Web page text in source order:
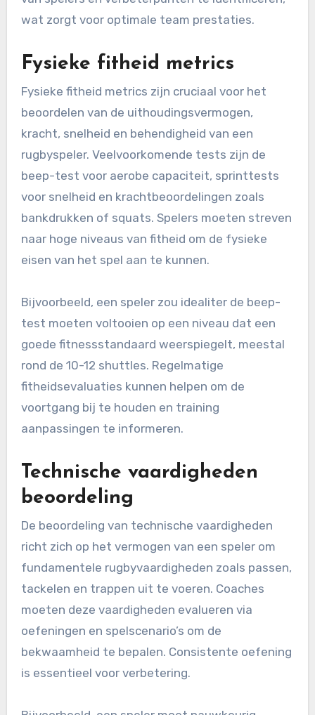
wat zorgt voor optimale team prestaties.
Fysieke fitheid metrics
Fysieke fitheid metrics zijn cruciaal voor het
beoordelen van de uithoudingsvermogen,
kracht, snelheid en behendigheid van een
rugbyspeler. Veelvoorkomende tests zijn de
beep-test voor aerobe capaciteit, sprinttests
voor snelheid en krachtbeoordelingen zoals
bankdrukken of squats. Spelers moeten streven
naar hoge niveaus van fitheid om de fysieke
eisen van het spel aan te kunnen.
Bijvoorbeeld, een speler zou idealiter de beep-
test moeten voltooien op een niveau dat een
goede fitnessstandaard weerspiegelt, meestal
rond de 10-12 shuttles. Regelmatige
fitheidsevaluaties kunnen helpen om de
voortgang bij te houden en training
aanpassingen te informeren.
Technische vaardigheden
beoordeling
De beoordeling van technische vaardigheden
richt zich op het vermogen van een speler om
fundamentele rugbyvaardigheden zoals passen,
tackelen en trappen uit te voeren. Coaches
moeten deze vaardigheden evalueren via
oefeningen en spelscenario’s om de
bekwaamheid te bepalen. Consistente oefening
is essentieel voor verbetering.